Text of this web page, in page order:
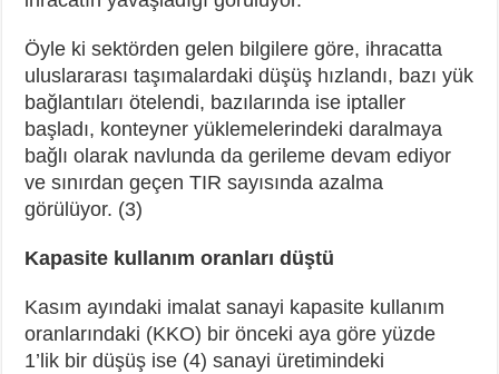
Öyle ki sektörden gelen bilgilere göre, ihracatta
uluslararası taşımalardaki düşüş hızlandı, bazı yük
bağlantıları ötelendi, bazılarında ise iptaller
başladı, konteyner yüklemelerindeki daralmaya
bağlı olarak navlunda da gerileme devam ediyor
ve sınırdan geçen TIR sayısında azalma
görülüyor. (3)
Kapasite kullanım oranları düştü
Kasım ayındaki imalat sanayi kapasite kullanım
oranlarındaki (KKO) bir önceki aya göre yüzde
1’lik bir düşüş ise (4) sanayi üretimindeki